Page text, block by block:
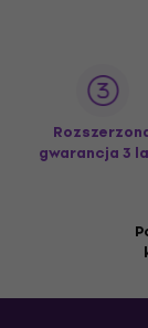
gwarancja 3